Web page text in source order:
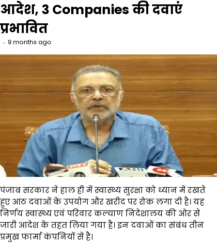
आदेश, 3 Companies की दवाएं
प्रभावित
9 months ago
पंजाब सरकार ने हाल ही में स्वास्थ्य सुरक्षा को ध्यान में रखते
हुए आठ दवाओं के उपयोग और खरीद पर रोक लगा दी है। यह
निर्णय स्वास्थ्य एवं परिवार कल्याण निदेशालय की ओर से
जारी आदेश के तहत लिया गया है। इन दवाओं का संबंध तीन
प्रमुख फार्मा कंपनियों से है।